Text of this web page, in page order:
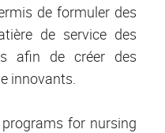
de formuler des
de service des
afin de créer des
innovants.
for nursing